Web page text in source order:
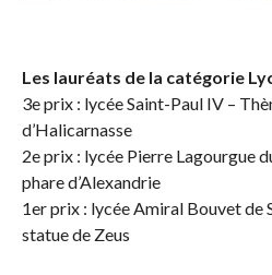
Les lauréats de la catégorie
3e prix : lycée Saint-Paul IV –
d’Halicarnasse
2e prix : lycée Pierre Lagourgue
phare d’Alexandrie
1er prix : lycée Amiral Bouvet de
statue de Zeus